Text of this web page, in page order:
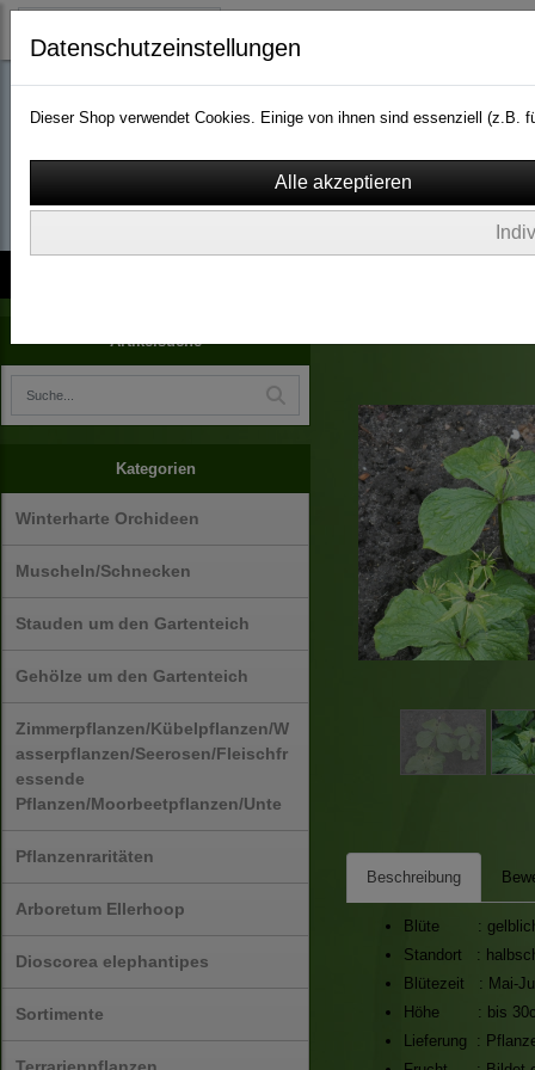
wassergarten-
Artikelsuche
Kategorien
Winterharte Orchideen
Muscheln/Schnecken
Stauden um den Gartenteich
Gehölze um den Gartenteich
Zimmerpflanzen/Kübelpflanzen/W
asserpflanzen/Seerosen/Fleischfr
essende
Pflanzen/Moorbeetpflanzen/Unte
Pflanzenraritäten
Arboretum Ellerhoop
Dioscorea elephantipes
Sortimente
Beschreibung
Blüte :
Standort :
Blütezeit : Mai-
Höhe : bis
Lieferung :
Datenschutzeinstellungen
Dieser Shop verwendet Cookies. Einige von ihnen sind essenziell (z.B.